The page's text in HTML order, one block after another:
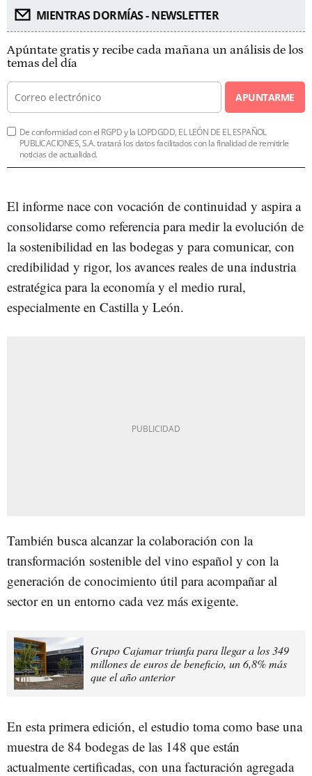
MIENTRAS DORMÍAS - NEWSLETTER
Apúntate gratis y recibe cada mañana un análisis de los
temas del día
APUNTARME
De conformidad con el RGPD y la LOPDGDD, EL LEÓN DE EL ESPAÑOL
PUBLICACIONES, S.A. tratará los datos facilitados con la finalidad de remitirle
noticias de actualidad.
El informe nace con vocación de continuidad y aspira a
consolidarse como referencia para medir la evolución de
la sostenibilidad en las bodegas y para comunicar, con
credibilidad y rigor, los avances reales de una industria
estratégica para la economía y el medio rural,
especialmente en Castilla y León.
También busca alcanzar la colaboración con la
transformación sostenible del vino español y con la
generación de conocimiento útil para acompañar al
sector en un entorno cada vez más exigente.
Grupo Cajamar triunfa para llegar a los 349
millones de euros de beneficio, un 6,8% más
que el año anterior
En esta primera edición, el estudio toma como base una
muestra de 84 bodegas de las 148 que están
actualmente certificadas, con una facturación agregada